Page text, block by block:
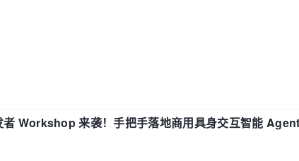
者 Workshop 来袭！手把手落地商用具身交互智能